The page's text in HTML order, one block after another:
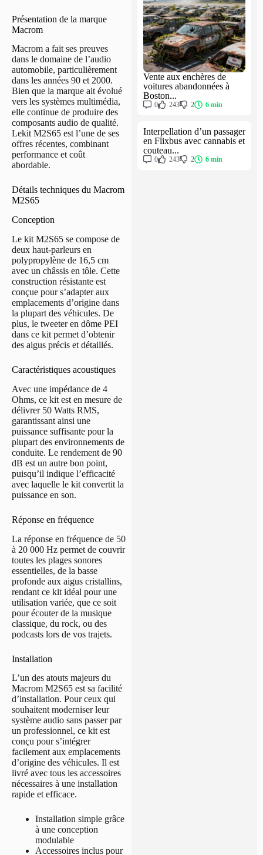
Présentation de la marque
Macrom
Macrom a fait ses preuves
dans le domaine de l’audio
automobile, particulièrement
dans les années 90 et 2000.
Bien que la marque ait évolué
vers les systèmes multimédia,
elle continue de produire des
composants audio de qualité.
Lekit M2S65 est l’une de ses
offres récentes, combinant
performance et coût
abordable.
Détails techniques du Macrom
M2S65
Conception
Le kit M2S65 se compose de
deux haut-parleurs en
polypropylène de 16,5 cm
avec un châssis en tôle. Cette
construction résistante est
conçue pour s’adapter aux
emplacements d’origine dans
la plupart des véhicules. De
plus, le tweeter en dôme PEI
dans ce kit permet d’obtenir
des aigus précis et détaillés.
Caractéristiques acoustiques
Avec une impédance de 4
Ohms, ce kit est en mesure de
délivrer 50 Watts RMS,
garantissant ainsi une
puissance suffisante pour la
plupart des environnements de
conduite. Le rendement de 90
dB est un autre bon point,
puisqu’il indique l’efficacité
avec laquelle le kit convertit la
puissance en son.
Réponse en fréquence
La réponse en fréquence de 50
à 20 000 Hz permet de couvrir
toutes les plages sonores
essentielles, de la basse
profonde aux aigus cristallins,
rendant ce kit idéal pour une
utilisation variée, que ce soit
pour écouter de la musique
classique, du rock, ou des
podcasts lors de vos trajets.
Installation
L’un des atouts majeurs du
Macrom M2S65 est sa facilité
d’installation. Pour ceux qui
souhaitent moderniser leur
système audio sans passer par
un professionnel, ce kit est
conçu pour s’intégrer
facilement aux emplacements
d’origine des véhicules. Il est
livré avec tous les accessoires
nécessaires à une installation
rapide et efficace.
Installation simple grâce
à une conception
modulable
Accessoires inclus pour
Vente aux enchères de
voitures abandonnées à
Boston...
0 243 2 6 min
Interpellation d’un passager
en Flixbus avec cannabis et
couteau...
0 243 2 6 min